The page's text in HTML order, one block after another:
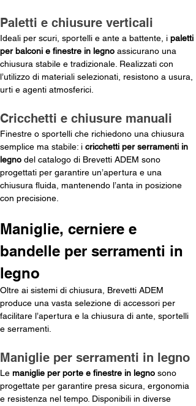
Paletti e chiusure verticali
Ideali per scuri, sportelli e ante a battente, i paletti
per balconi e finestre in legno assicurano una
chiusura stabile e tradizionale. Realizzati con
l’utilizzo di materiali selezionati, resistono a usura,
urti e agenti atmosferici.
Cricchetti e chiusure manuali
Finestre o sportelli che richiedono una chiusura
semplice ma stabile: i cricchetti per serramenti in
legno del catalogo di Brevetti ADEM sono
progettati per garantire un’apertura e una
chiusura fluida, mantenendo l’anta in posizione
con precisione.
Maniglie, cerniere e
bandelle per serramenti in
legno
Oltre ai sistemi di chiusura, Brevetti ADEM
produce una vasta selezione di accessori per
facilitare l’apertura e la chiusura di ante, sportelli
e serramenti.
Maniglie per serramenti in legno
Le maniglie per porte e finestre in legno sono
progettate per garantire presa sicura, ergonomia
e resistenza nel tempo. Disponibili in diverse